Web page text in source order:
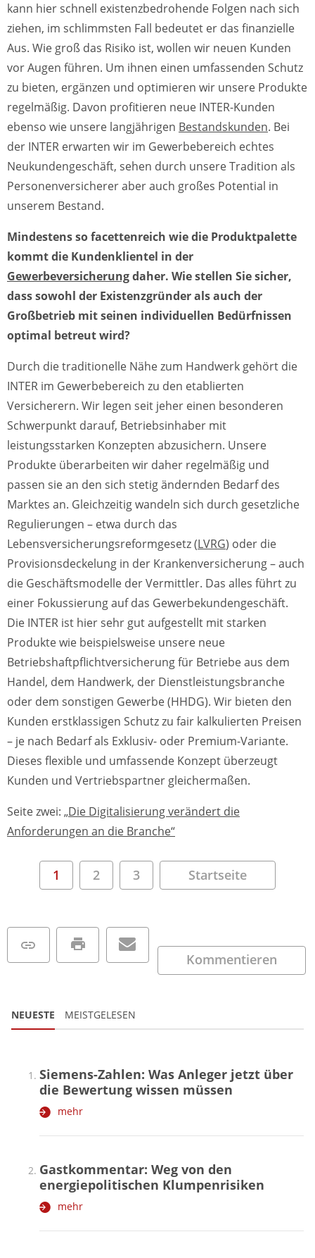
kann hier schnell existenzbedrohende Folgen nach sich
ziehen, im schlimmsten Fall bedeutet er das finanzielle
Aus. Wie groß das Risiko ist, wollen wir neuen Kunden
vor Augen führen. Um ihnen einen umfassenden Schutz
zu bieten, ergänzen und optimieren wir unsere Produkte
regelmäßig. Davon profitieren neue INTER-Kunden
ebenso wie unsere langjährigen Bestandskunden. Bei
der INTER erwarten wir im Gewerbebereich echtes
Neukundengeschäft, sehen durch unsere Tradition als
Personenversicherer aber auch großes Potential in
unserem Bestand.
Mindestens so facettenreich wie die Produktpalette
kommt die Kundenklientel in der
Gewerbeversicherungdaher. Wie stellen Sie sicher,
dass sowohl der Existenzgründer als auch der
Großbetrieb mit seinen individuellen Bedürfnissen
optimal betreut wird?
Durch die traditionelle Nähe zum Handwerk gehört die
INTER im Gewerbebereich zu den etablierten
Versicherern. Wir legen seit jeher einen besonderen
Schwerpunkt darauf, Betriebsinhaber mit
leistungsstarken Konzepten abzusichern. Unsere
Produkte überarbeiten wir daher regelmäßig und
passen sie an den sich stetig ändernden Bedarf des
Marktes an. Gleichzeitig wandeln sich durch gesetzliche
Regulierungen – etwa durch das
Lebensversicherungsreformgesetz (LVRG) oder die
Provisionsdeckelung in der Krankenversicherung – auch
die Geschäftsmodelle der Vermittler. Das alles führt zu
einer Fokussierung auf das Gewerbekundengeschäft.
Die INTER ist hier sehr gut aufgestellt mit starken
Produkte wie beispielsweise unsere neue
Betriebshaftpflichtversicherung für Betriebe aus dem
Handel, dem Handwerk, der Dienstleistungsbranche
oder dem sonstigen Gewerbe (HHDG). Wir bieten den
Kunden erstklassigen Schutz zu fair kalkulierten Preisen
– je nach Bedarf als Exklusiv- oder Premium-Variante.
Dieses flexible und umfassende Konzept überzeugt
Kunden und Vertriebspartner gleichermaßen.
Seite zwei: „Die Digitalisierung verändert die
Anforderungen an die Branche“
1 2 3 Startseite
Kommentieren
NEUESTE MEISTGELESEN
Siemens-Zahlen: Was Anleger jetzt über
die Bewertung wissen müssen
mehr
Gastkommentar: Weg von den
energiepolitischen Klumpenrisiken
mehr